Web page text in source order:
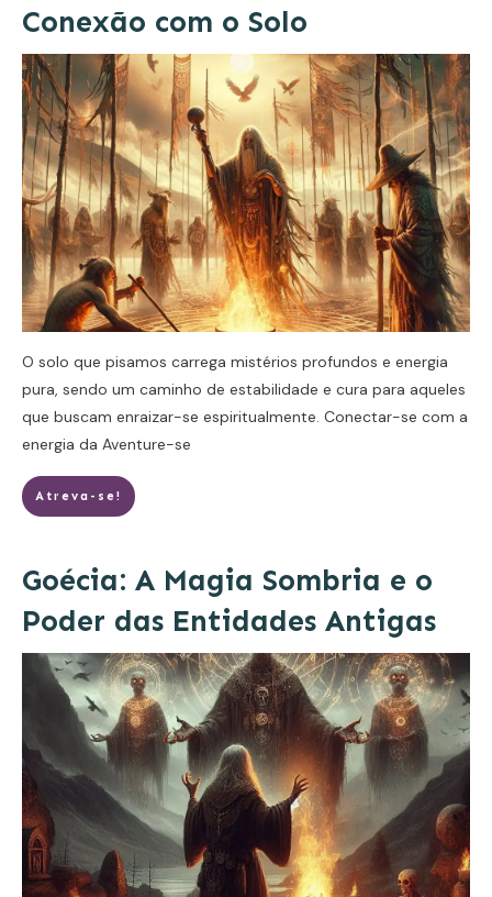
Conexão com o Solo
O solo que pisamos carrega mistérios profundos e energia
pura, sendo um caminho de estabilidade e cura para aqueles
que buscam enraizar-se espiritualmente. Conectar-se com a
energia da Aventure-se
Atreva-se!
Goécia: A Magia Sombria e o
Poder das Entidades Antigas